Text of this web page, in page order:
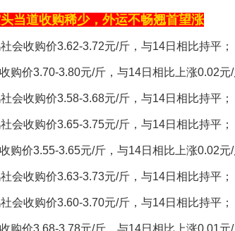
当道收购稀少，外运不畅翘首望涨
会收购价3.62-3.72元/斤，与14日相比持平；
购价3.70-3.80元/斤，与14日相比上涨0.02元/
会收购价3.58-3.68元/斤，与14日相比持平；
会收购价3.65-3.75元/斤，与14日相比持平；
购价3.55-3.65元/斤，与14日相比上涨0.02元/
会收购价3.63-3.73元/斤，与14日相比持平；
会收购价3.60-3.70元/斤，与14日相比持平；
购价3.68-3.78元/斤，与14日相比上涨0.01元/